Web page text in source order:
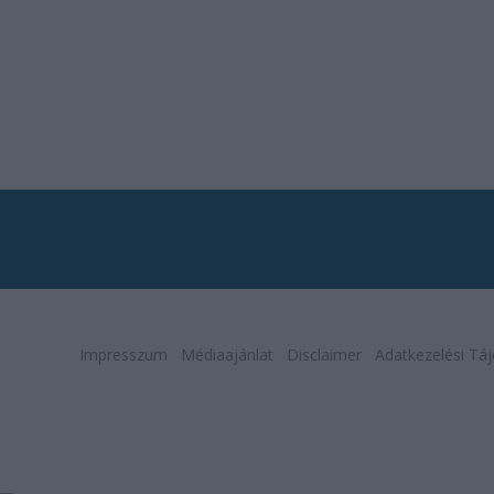
Impresszum Médiaajánlat Disclaimer Adatkezelési